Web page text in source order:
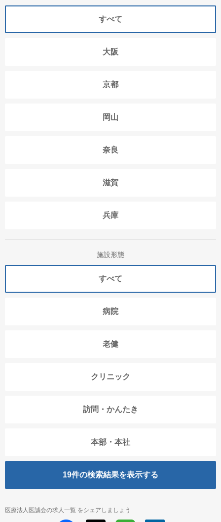
すべて
大阪
京都
岡山
奈良
滋賀
兵庫
施設形態
すべて
病院
老健
クリニック
訪問・かんたき
本部・本社
19件の検索結果を表示する
医療法人医誠会の求人一覧 をシェアしましょう